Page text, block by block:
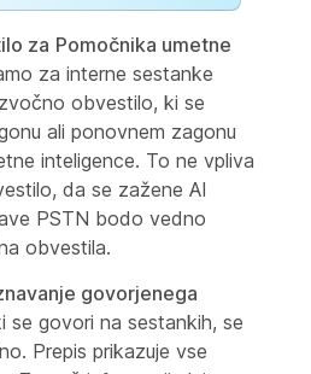
za Pomočnika umetne
za interne sestanke
obvestilo, ki se
ali ponovnem zagonu
inteligence. To ne vpliva
da se zažene AI
PSTN bodo vedno
obvestila.
govorjenega
se govori na sestankih, se
Prepis prikazuje vse